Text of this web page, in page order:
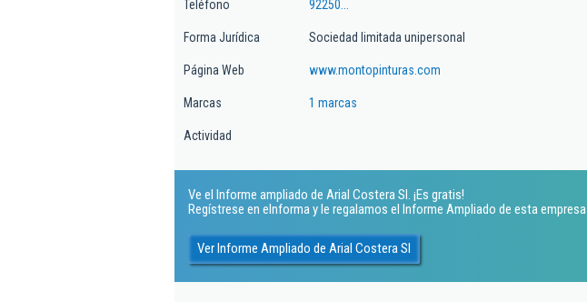
Teléfono 92250...
Forma Jurídica Sociedad limitada unipersonal
Página Web www.montopinturas.com
Marcas 1 marcas
Actividad
Ve el Informe ampliado de Arial Costera Sl. ¡Es gratis!
Regístrese en eInforma y le regalamos el Informe Ampliado de esta empresa
Ver Informe Ampliado de Arial Costera Sl